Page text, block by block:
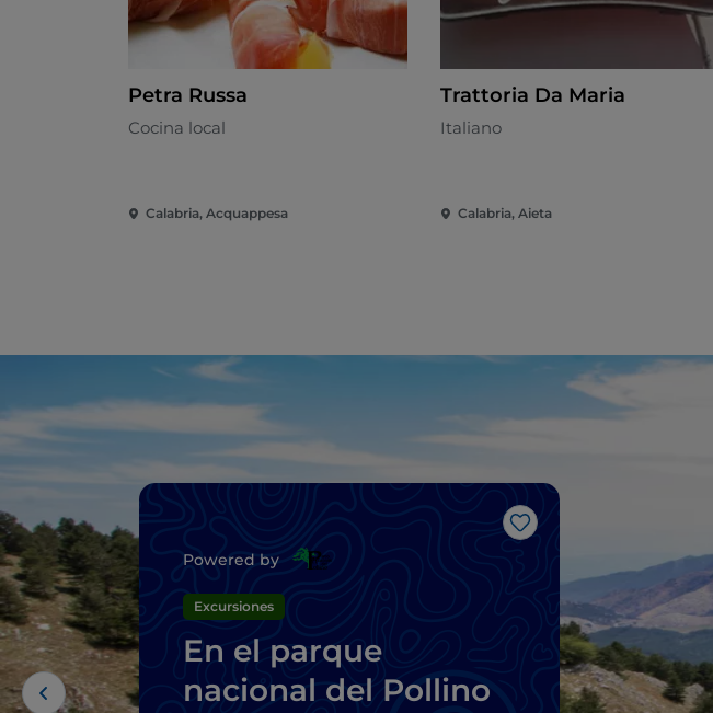
Petra Russa
Cocina local
Calabria, Acquappesa
Trattoria Da Maria
Italiano
Calabria, Aieta
Me gusta
Powered by
Excursiones
En el parque
nacional del Pollino